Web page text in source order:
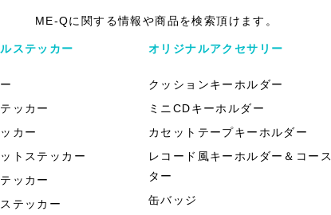
ME-Qに関する情報や商品を検索頂けます。
ステッカー
ッカー
カー
トステッカー
ッカー
テッカー
オリジナルアクセサリー
クッションキーホルダー
ミニCDキーホルダー
カセットテープキーホルダー
レコード風キーホルダー＆コース
ター
缶バッジ